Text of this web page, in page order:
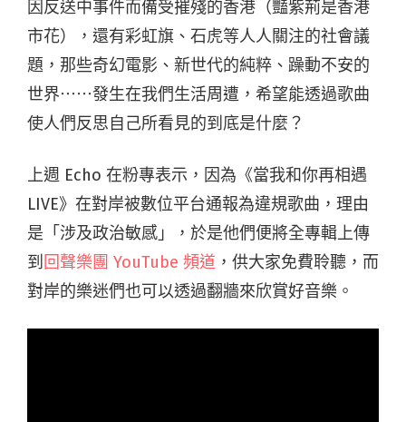
因反送中事件而備受摧殘的香港（豔紫荊是香港
市花），還有彩虹旗、石虎等人人關注的社會議
題，那些奇幻電影、新世代的純粹、躁動不安的
世界⋯⋯發生在我們生活周遭，希望能透過歌曲
使人們反思自己所看見的到底是什麼？
上週 Echo 在粉專表示，因為《當我和你再相遇
LIVE》在對岸被數位平台通報為違規歌曲，理由
是「涉及政治敏感」，於是他們便將全專輯上傳
到 回聲樂團 YouTube 頻道 ，供大家免費聆聽，而
對岸的樂迷們也可以透過翻牆來欣賞好音樂。